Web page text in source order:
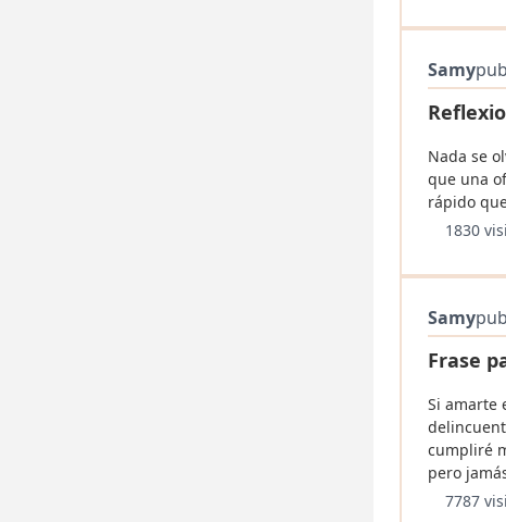
Samy
Nada se
que una
rápido
1830
Samy
Frase
Si amarte
cumpliré
pero
7787